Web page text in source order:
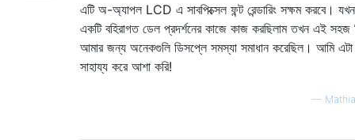
এটি অ-অ্যাপল LCD এ সাবপিক্সেল ফন্ট রেন্ডারিং সক্ষম করবে।
একটি বহিরাগত ডেল প্রদর্শনের কাজে কাজ করছিলাম তখন এই সহজ
আমার জন্য অনেকগুলি ডিসপ্লে সমস্যা সমাধান করেছিল। আমি
সাহায্য করে আশা করি!
—